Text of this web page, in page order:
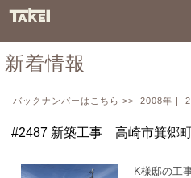
新着情報
バックナンバーはこちら >> 2008年 |
#2487 新築工事 高崎市箕郷
K様邸の工